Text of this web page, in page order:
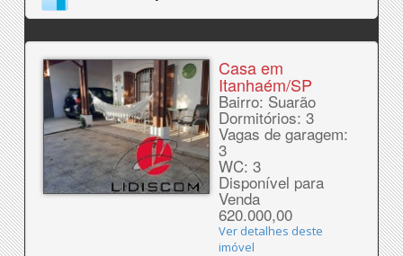
Casa em
Itanhaém/SP
Bairro: Suarão
Dormitórios: 3
Vagas de garagem:
3
WC: 3
Disponível para
Venda
620.000,00
Ver detalhes deste
imóvel